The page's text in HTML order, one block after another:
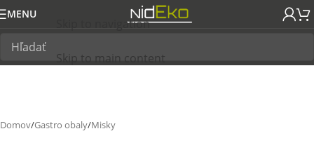
Skip to navigation
Skip to main content
MENU
Domov/Gastro obaly/Misky